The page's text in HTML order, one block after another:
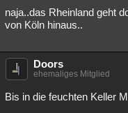
Spiritualität
weitere Rubriken
Philosophie Träume
naja..das Rheinland geht
von Köln hinaus..
Doors
ehemaliges Mitglied
Bis in die feuchten Keller